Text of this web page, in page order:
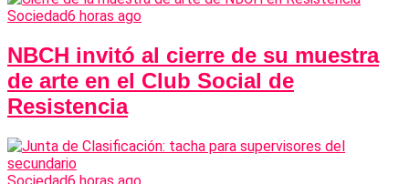
Sociedad6 horas ago
NBCH invitó al cierre de su muestra
de arte en el Club Social de
Resistencia